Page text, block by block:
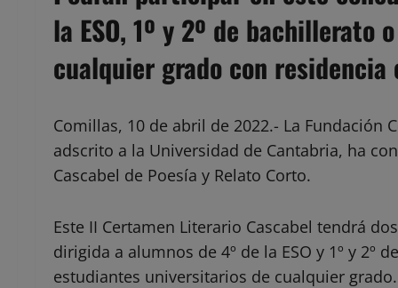
la ESO, 1º y 2º de
cualquier grado con residencia
Comillas, 10 de abril de 2022.- La Fundación
adscrito a la Universidad de Cantabria, ha
Cascabel de Poesía y Relato Corto.
Este II Certamen Literario Cascabel tendrá
dirigida a alumnos de 4º de la ESO y 1º y 2º
estudiantes universitarios de cualquier